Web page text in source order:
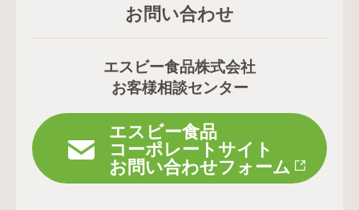
お問い合わせ
エスビー食品株式会社
お客様相談センター
エスビー食品
コーポレートサイト
お問い合わせフォーム